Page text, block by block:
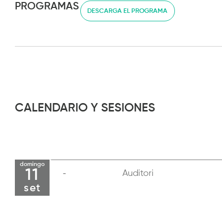
PROGRAMAS DESCARGA EL PROGRAMA
CALENDARIO Y SESIONES
domingo
11
set
Auditori